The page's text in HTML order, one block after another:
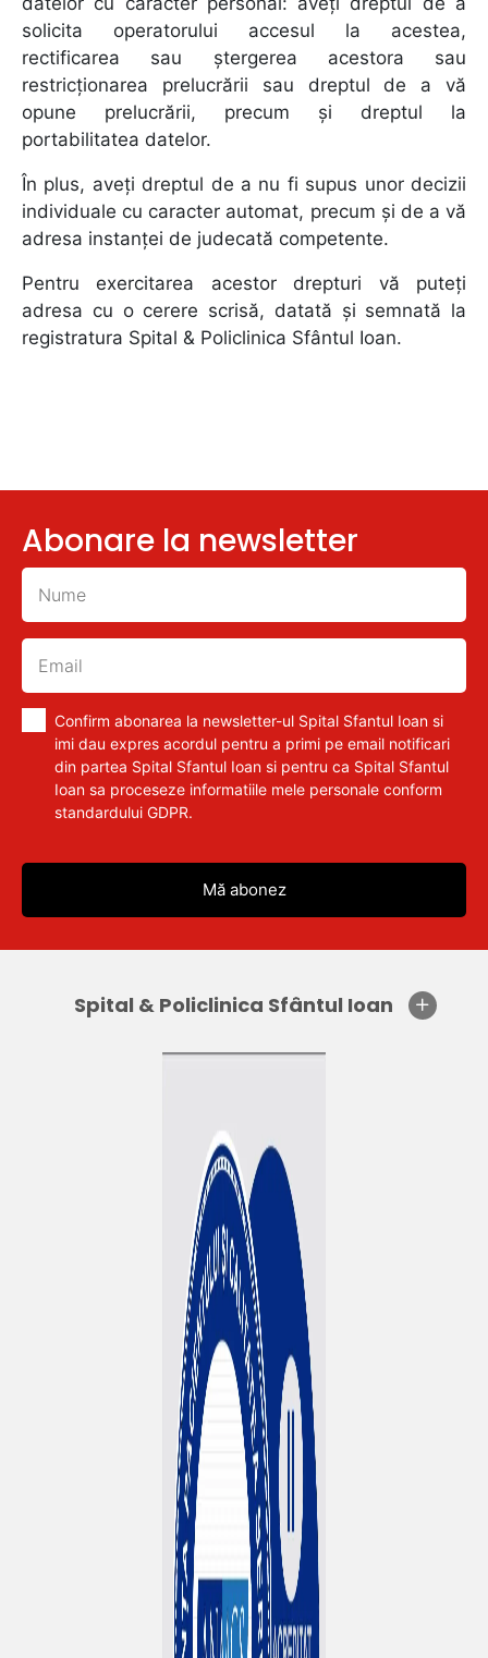
solicita operatorului accesul la acestea,
rectificarea sau ștergerea acestora sau
restricționarea prelucrării sau dreptul de a vă
opune prelucrării, precum și dreptul la
portabilitatea datelor.
În plus, aveți dreptul de a nu fi supus unor decizii
individuale cu caracter automat, precum și de a vă
adresa instanței de judecată competente.
Pentru exercitarea acestor drepturi vă puteţi
adresa cu o cerere scrisă, datată şi semnată la
registratura Spital & Policlinica Sfântul Ioan.
Abonare la newsletter
Confirm abonarea la newsletter-ul Spital Sfantul Ioan si
imi dau expres acordul pentru a primi pe email notificari
din partea Spital Sfantul Ioan si pentru ca Spital Sfantul
Ioan sa proceseze informatiile mele personale conform
standardului GDPR.
Spital & Policlinica Sfântul Ioan